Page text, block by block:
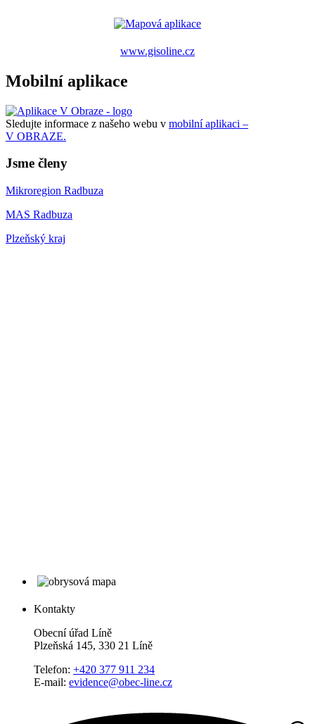
www.gisoline.cz
Mobilní aplikace
Sledujte informace z našeho webu v mobilní aplikaci –
V OBRAZE.
Jsme členy
Mikroregion Radbuza
MAS Radbuza
Plzeňský kraj
Kontakty
Obecní úřad Líně
Plzeňská 145, 330 21 Líně
Telefon: +420 377 911 234
E-mail: evidence@obec-line.cz